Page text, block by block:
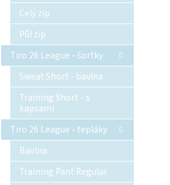
Celý zip
Půl zip
Tiro 26 League - šortky
Sweat Short - bavlna
Training Short - s
kapsami
Tiro 26 League - tepláky
Bavlna
Training Pant Regular